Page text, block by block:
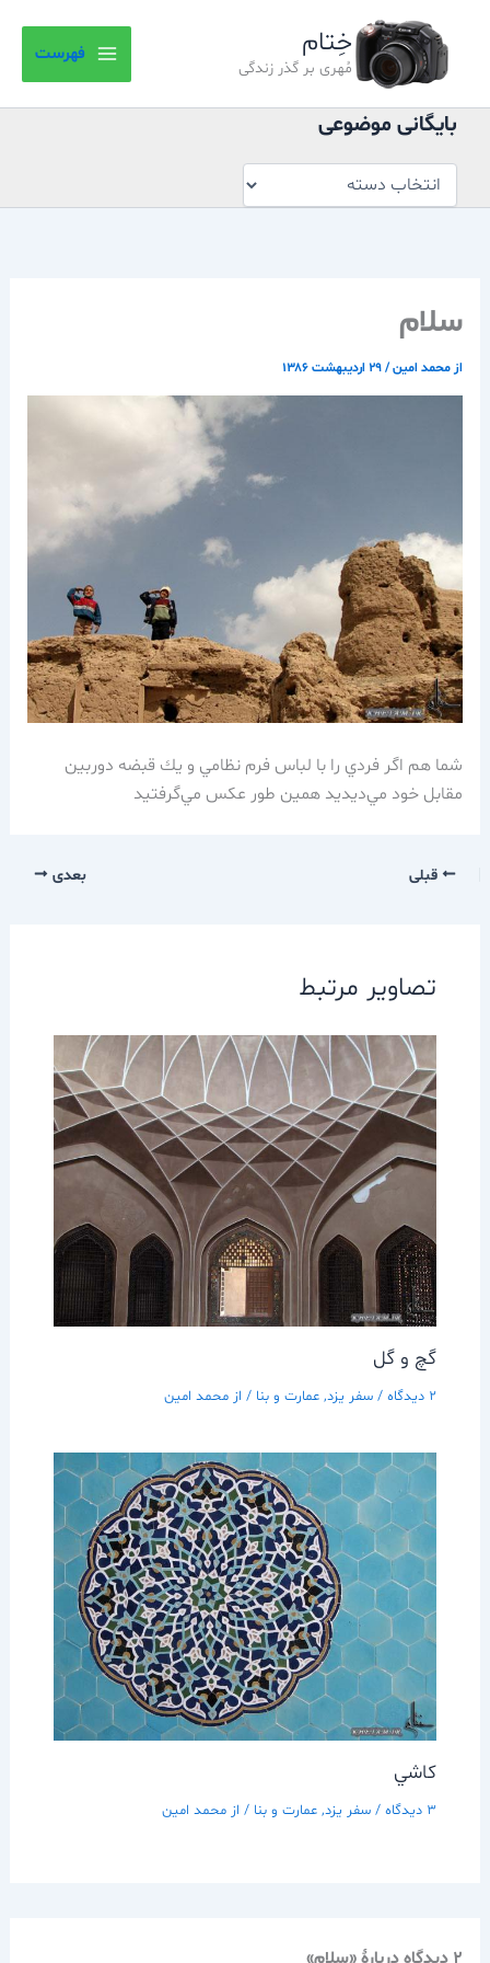
خِتام
مُهری بر گذر زندگی
فهرست
بایگانی موضوعی
موضوعی
سلام
از محمد امین/۲۹ اردیبهشت ۱۳۸۶
شما هم اگر فردي را با لباس فرم نظامي و يك قبضه دوربين
مقابل خود مي‌ديديد همين طور عكس مي‌گرفتيد
قبلی بعدی
تصاویر مرتبط
گچ و گل
2 دیدگاه / سفر يزد, عمارت و بنا / از محمد امین
كاشي
3 دیدگاه / سفر يزد, عمارت و بنا / از محمد امین